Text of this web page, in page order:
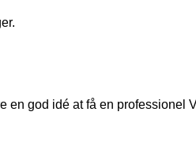
god idé at få en